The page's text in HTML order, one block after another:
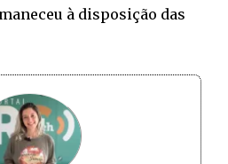
à disposição das